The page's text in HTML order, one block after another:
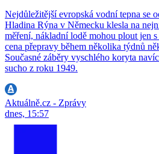
Nejdůležitější evropská vodní tepna se
Hladina Rýna v Německu klesla na
měření, nákladní lodě mohou plout jen
cena přepravy během několika týdnů
Současné záběry vyschlého koryta
sucho z roku 1949.
Aktuálně.cz - Zprávy
dnes, 15:57